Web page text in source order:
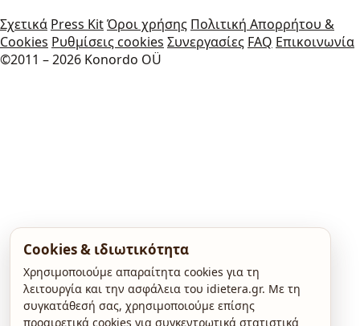
Σχετικά Press KitΌροι χρήσης Πολιτική Απορρήτου &
Cookies Ρυθμίσεις cookies Συνεργασίες FAQ Επικοινωνία
©2011 – 2026 Konordo OÜ
Cookies & ιδιωτικότητα
Χρησιμοποιούμε απαραίτητα cookies για τη
λειτουργία και την ασφάλεια του idietera.gr. Με τη
συγκατάθεσή σας, χρησιμοποιούμε επίσης
προαιρετικά cookies για συγκεντρωτικά στατιστικά